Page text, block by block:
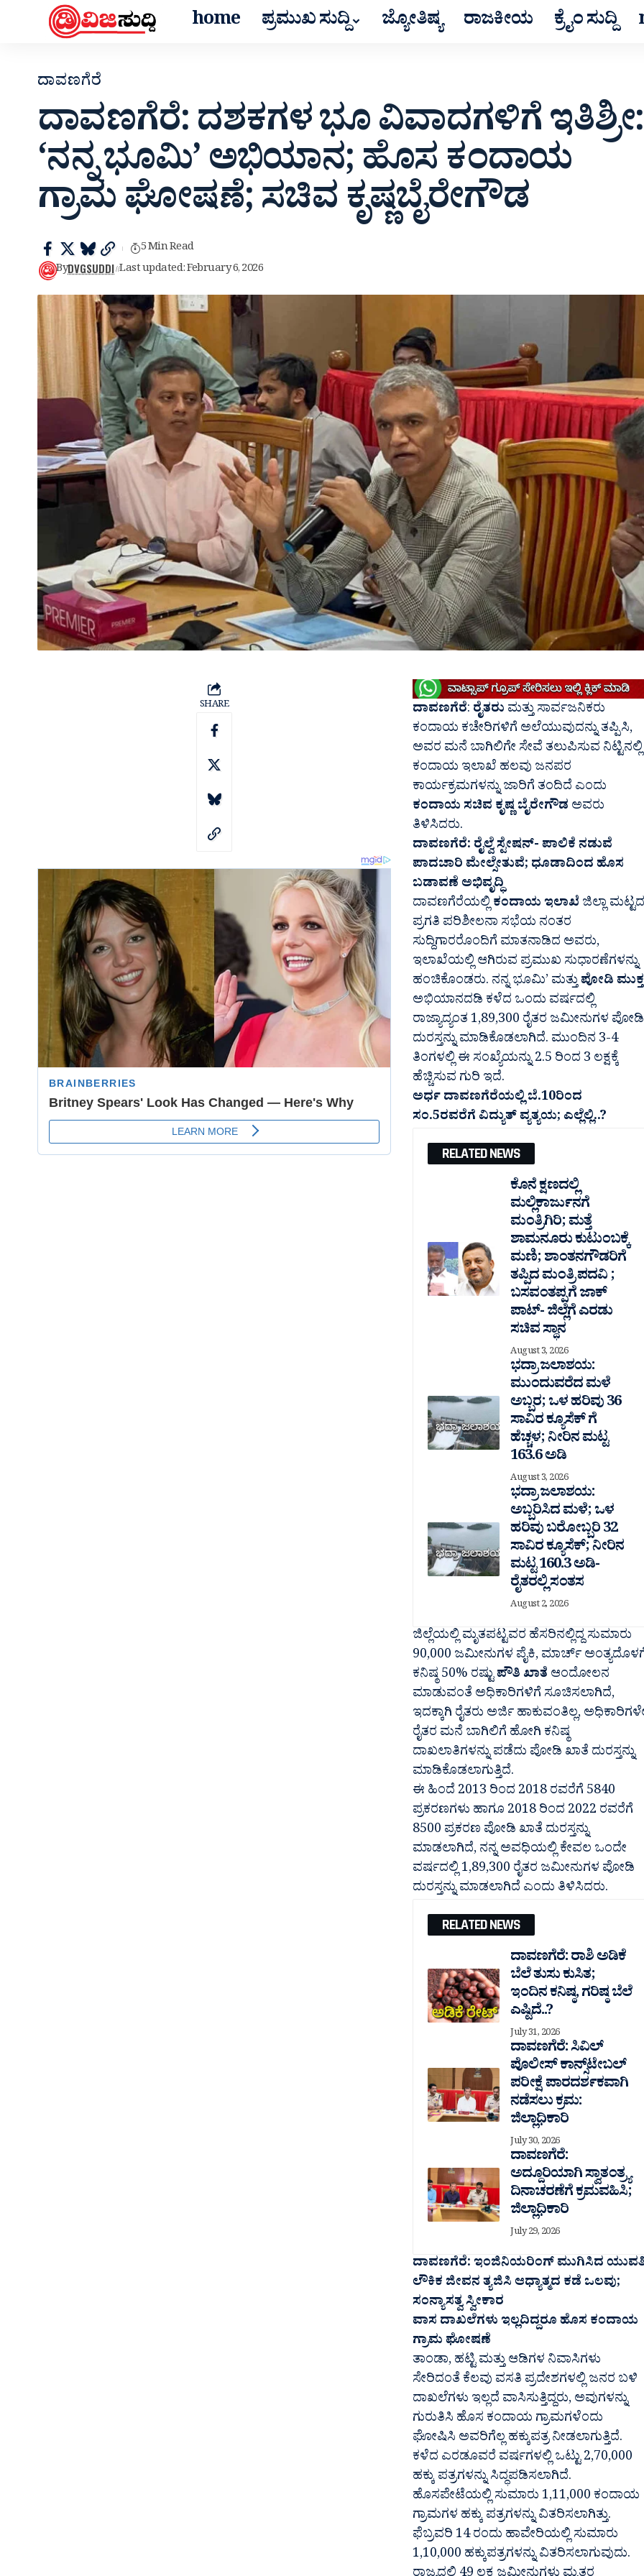
home ಪ್ರಮುಖ ಸುದ್ದಿ ಜ್ಯೋತಿಷ್ಯ ರಾಜಕೀಯ ಕ್ರೈಂ ಸುದ್ದಿ
ದಾವಣಗೆರೆ
ದಾವಣಗೆರೆ: ದಶಕಗಳ ಭೂ ವಿವಾದಗಳಿಗೆ ಇತಿಶ್ರೀ:
‘ನನ್ನ ಭೂಮಿ’ ಅಭಿಯಾನ; ಹೊಸ ಕಂದಾಯ
ಗ್ರಾಮ ಘೋಷಣೆ; ಸಚಿವ ಕೃಷ್ಣಬೈರೇಗೌಡ
ByDVGSUDDI Last updated: February 6, 2026
5 Min Read
SHARE ದಾವಣಗೆರೆ: ರೈತರು ಮತ್ತು ಸಾರ್ವಜನಿಕರು
ಕಂದಾಯ ಕಚೇರಿಗಳಿಗೆ ಅಲೆಯುವುದನ್ನು ತಪ್ಪಿಸಿ,
ಅವರ ಮನೆ ಬಾಗಿಲಿಗೇ ಸೇವೆ ತಲುಪಿಸುವ ನಿಟ್ಟಿನಲ್ಲಿ
ಕಂದಾಯ ಇಲಾಖೆ ಹಲವು ಜನಪರ
ಕಾರ್ಯಕ್ರಮಗಳನ್ನು ಜಾರಿಗೆ ತಂದಿದೆ ಎಂದು
ಕಂದಾಯ ಸಚಿವ ಕೃಷ್ಣ ಬೈರೇಗೌಡ ಅವರು
ತಿಳಿಸಿದರು.
ದಾವಣಗೆರೆ: ರೈಲ್ವೆ ಸ್ಟೇಷನ್- ಪಾಲಿಕೆ ನಡುವೆ
ಪಾದಚಾರಿ ಮೇಲ್ಸೇತುವೆ; ಧೂಡಾದಿಂದ ಹೊಸ
ಬಡಾವಣೆ ಅಭಿವೃದ್ಧಿ
ದಾವಣಗೆರೆಯಲ್ಲಿಕಂದಾಯ ಇಲಾಖೆ ಜಿಲ್ಲಾ ಮಟ್ಟದ
ಪ್ರಗತಿ ಪರಿಶೀಲನಾ ಸಭೆಯ ನಂತರ
ಸುದ್ದಿಗಾರರೊಂದಿಗೆ ಮಾತನಾಡಿದ ಅವರು,
ಇಲಾಖೆಯಲ್ಲಿ ಆಗಿರುವ ಪ್ರಮುಖ ಸುಧಾರಣೆಗಳನ್ನು
ಹಂಚಿಕೊಂಡರು. ನನ್ನ ಭೂಮಿ’ ಮತ್ತುಪೋಡಿ ಮುಕ್ತ
ಅಭಿಯಾನದಡಿ ಕಳೆದ ಒಂದು ವರ್ಷದಲ್ಲಿ
ರಾಜ್ಯಾದ್ಯಂತ 1,89,300 ರೈತರ ಜಮೀನುಗಳ ಪೋಡಿ
ದುರಸ್ತನ್ನು ಮಾಡಿಕೊಡಲಾಗಿದೆ. ಮುಂದಿನ 3-4
ತಿಂಗಳಲ್ಲಿ ಈ ಸಂಖ್ಯೆಯನ್ನು 2.5 ರಿಂದ 3 ಲಕ್ಷಕ್ಕೆ
ಹೆಚ್ಚಿಸುವ ಗುರಿ ಇದೆ.
ಅರ್ಧ ದಾವಣಗೆರೆಯಲ್ಲಿ ಬೆ.10ರಿಂದ
ಸಂ.5ರವರೆಗೆ ವಿದ್ಯುತ್ ವ್ಯತ್ಯಯ; ಎಲ್ಲೆಲ್ಲಿ..?
RELATED NEWS
ಕೊನೆ ಕ್ಷಣದಲ್ಲಿ
ಮಲ್ಲಿಕಾರ್ಜುನಗೆ
ಮಂತ್ರಿಗಿರಿ; ಮತ್ತೆ
ಶಾಮನೂರು ಕುಟುಂಬಕ್ಕೆ
ಮಣಿ; ಶಾಂತನಗೌಡರಿಗೆ
ತಪ್ಪಿದ ಮಂತ್ರಿ ಪದವಿ ;
ಬಸವಂತಪ್ಪಗೆ ಜಾಕ್
ಪಾಟ್- ಜಿಲ್ಲೆಗೆ ಎರಡು
ಸಚಿವ ಸ್ಥಾನ
August 3, 2026
ಭದ್ರಾ ಜಲಾಶಯ:
ಮುಂದುವರೆದ ಮಳೆ
ಅಬ್ಬರ; ಒಳ ಹರಿವು 36
ಸಾವಿರ‌ ಕ್ಯೂಸೆಕ್ ಗೆ
ಹೆಚ್ಚಳ; ನೀರಿನ ಮಟ್ಟ
163.6 ಅಡಿ
August 3, 2026
ಭದ್ರಾ ಜಲಾಶಯ:
ಅಬ್ಬರಿಸಿದ ಮಳೆ; ಒಳ
ಹರಿವು ಬರೋಬ್ಬರಿ 32
ಸಾವಿರ‌ ಕ್ಯೂಸೆಕ್; ನೀರಿನ
ಮಟ್ಟ 160.3 ಅಡಿ-
ರೈತರಲ್ಲಿ ಸಂತಸ
August 2, 2026
ಜಿಲ್ಲೆಯಲ್ಲಿ ಮೃತಪಟ್ಟವರ ಹೆಸರಿನಲ್ಲಿದ್ದ ಸುಮಾರು
90,000 ಜಮೀನುಗಳ ಪೈಕಿ, ಮಾರ್ಚ್
ಕನಿಷ್ಠ 50% ರಷ್ಟುಪೌತಿ ಖಾತೆ ಆಂದೋಲನ
ಮಾಡುವಂತೆ ಅಧಿಕಾರಿಗಳಿಗೆ ಸೂಚಿಸಲಾಗಿದೆ,
ಇದಕ್ಕಾಗಿ ರೈತರು ಅರ್ಜಿ ಹಾಕುವಂತಿಲ್ಲ,
ರೈತರ ಮನೆ ಬಾಗಿಲಿಗೆ ಹೋಗಿ ಕನಿಷ್ಠ
ದಾಖಲಾತಿಗಳನ್ನು ಪಡೆದು ಪೋಡಿ ಖಾತೆ ದುರಸ್ತನ್ನು
ಮಾಡಿಕೊಡಲಾಗುತ್ತಿದೆ.
ಈ ಹಿಂದೆ 2013 ರಿಂದ 2018 ರವರೆಗೆ 5840
ಪ್ರಕರಣಗಳು ಹಾಗೂ 2018 ರಿಂದ 2022 ರವರೆಗೆ
8500 ಪ್ರಕರಣ ಪೋಡಿ ಖಾತೆ ದುರಸ್ತನ್ನು
ಮಾಡಲಾಗಿದೆ, ನನ್ನ ಅವಧಿಯಲ್ಲಿ ಕೇವಲ ಒಂದೇ
ವರ್ಷದಲ್ಲಿ 1,89,300 ರೈತರ ಜಮೀನುಗಳ ಪೋಡಿ
ದುರಸ್ತನ್ನು ಮಾಡಲಾಗಿದೆ ಎಂದು ತಿಳಿಸಿದರು.
RELATED NEWS
ದಾವಣಗೆರೆ: ರಾಶಿ ಅಡಿಕೆ
ಬೆಲೆ ತುಸು‌ ಕುಸಿತ;
ಇಂದಿನ ಕನಿಷ್ಠ, ಗರಿಷ್ಠ ಬೆಲೆ
ಎಷ್ಟಿದೆ..?
July 31, 2026
ದಾವಣಗೆರೆ: ಸಿವಿಲ್
ಪೊಲೀಸ್ ಕಾನ್ಸ್‌ಟೇಬಲ್
ಪರೀಕ್ಷೆ ಪಾರದರ್ಶಕವಾಗಿ
ನಡೆಸಲು ಕ್ರಮ:
ಜಿಲ್ಲಾಧಿಕಾರಿ
July 30, 2026
ದಾವಣಗೆರೆ:
ಅದ್ದೂರಿಯಾಗಿ ಸ್ವಾತಂತ್ರ್ಯ
ದಿನಾಚರಣೆಗೆ ಕ್ರಮವಹಿಸಿ;
ಜಿಲ್ಲಾಧಿಕಾರಿ
July 29, 2026
ದಾವಣಗೆರೆ: ಇಂಜಿನಿಯರಿಂಗ್ ಮುಗಿಸಿದ
ಲೌಕಿಕ ಜೀವನ ತ್ಯಜಿಸಿ ಆಧ್ಯಾತ್ಮದ ಕಡೆ ಒಲವು;
ಸಂನ್ಯಾಸತ್ವ ಸ್ವೀಕಾರ
ವಾಸ ದಾಖಲೆಗಳು ಇಲ್ಲದಿದ್ದರೂ ಹೊಸ ಕಂದಾಯ
ಗ್ರಾಮ ಘೋಷಣೆ
ತಾಂಡಾ, ಹಟ್ಟಿ ಮತ್ತು ಆಡಿಗಳ ನಿವಾಸಿಗಳು
ಸೇರಿದಂತೆ ಕೆಲವು ವಸತಿ ಪ್ರದೇಶಗಳಲ್ಲಿ ಜನರ ಬಳಿ
ದಾಖಲೆಗಳು ಇಲ್ಲದೆ ವಾಸಿಸುತ್ತಿದ್ದರು, ಅವುಗಳನ್ನು
ಗುರುತಿಸಿ ಹೊಸ ಕಂದಾಯ ಗ್ರಾಮಗಳೆಂದು
ಘೋಷಿಸಿ ಅವರಿಗೆಲ್ಲ ಹಕ್ಕುಪತ್ರ ನೀಡಲಾಗುತ್ತಿದೆ.
ಕಳೆದ ಎರಡೂವರೆ ವರ್ಷಗಳಲ್ಲಿ ಒಟ್ಟು 2,70,000
ಹಕ್ಕು ಪತ್ರಗಳನ್ನು ಸಿದ್ಧಪಡಿಸಲಾಗಿದೆ.
ಹೊಸಪೇಟೆಯಲ್ಲಿ ಸುಮಾರು 1,11,000 ಕಂದಾಯ
ಗ್ರಾಮಗಳ ಹಕ್ಕು ಪತ್ರಗಳನ್ನು ವಿತರಿಸಲಾಗಿತ್ತು.
ಫೆಬ್ರವರಿ 14 ರಂದು ಹಾವೇರಿಯಲ್ಲಿ ಸುಮಾರು
1,10,000 ಹಕ್ಕುಪತ್ರಗಳನ್ನು ವಿತರಿಸಲಾಗುವುದು.